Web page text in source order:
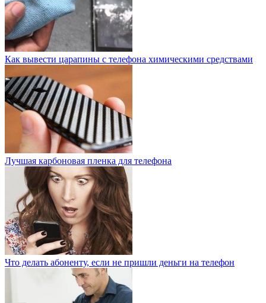
Как вывести царапины с телефона химическими средствами
Лучшая карбоновая пленка для телефона
Что делать абоненту, если не пришли деньги на телефон